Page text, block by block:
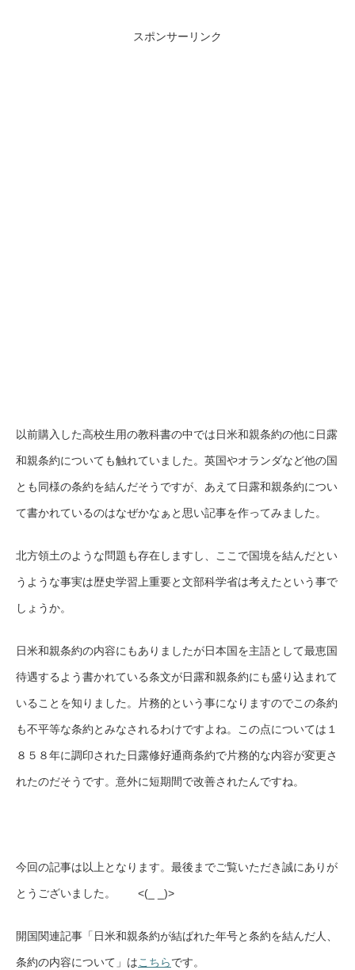
スポンサーリンク
以前購入した高校生用の教科書の中では日米和親条約の他に日露
和親条約についても触れていました。英国やオランダなど他の国
とも同様の条約を結んだそうですが、あえて日露和親条約につい
て書かれているのはなぜかなぁと思い記事を作ってみました。
北方領土のような問題も存在しますし、ここで国境を結んだとい
うような事実は歴史学習上重要と文部科学省は考えたという事で
しょうか。
日米和親条約の内容にもありましたが日本国を主語として最恵国
待遇するよう書かれている条文が日露和親条約にも盛り込まれて
いることを知りました。片務的という事になりますのでこの条約
も不平等な条約とみなされるわけですよね。この点については１
８５８年に調印された日露修好通商条約で片務的な内容が変更さ
れたのだそうです。意外に短期間で改善されたんですね。
今回の記事は以上となります。最後までご覧いただき誠にありが
とうございました。 <(_ _)>
開国関連記事「日米和親条約が結ばれた年号と条約を結んだ人、
条約の内容について」はこちらです。